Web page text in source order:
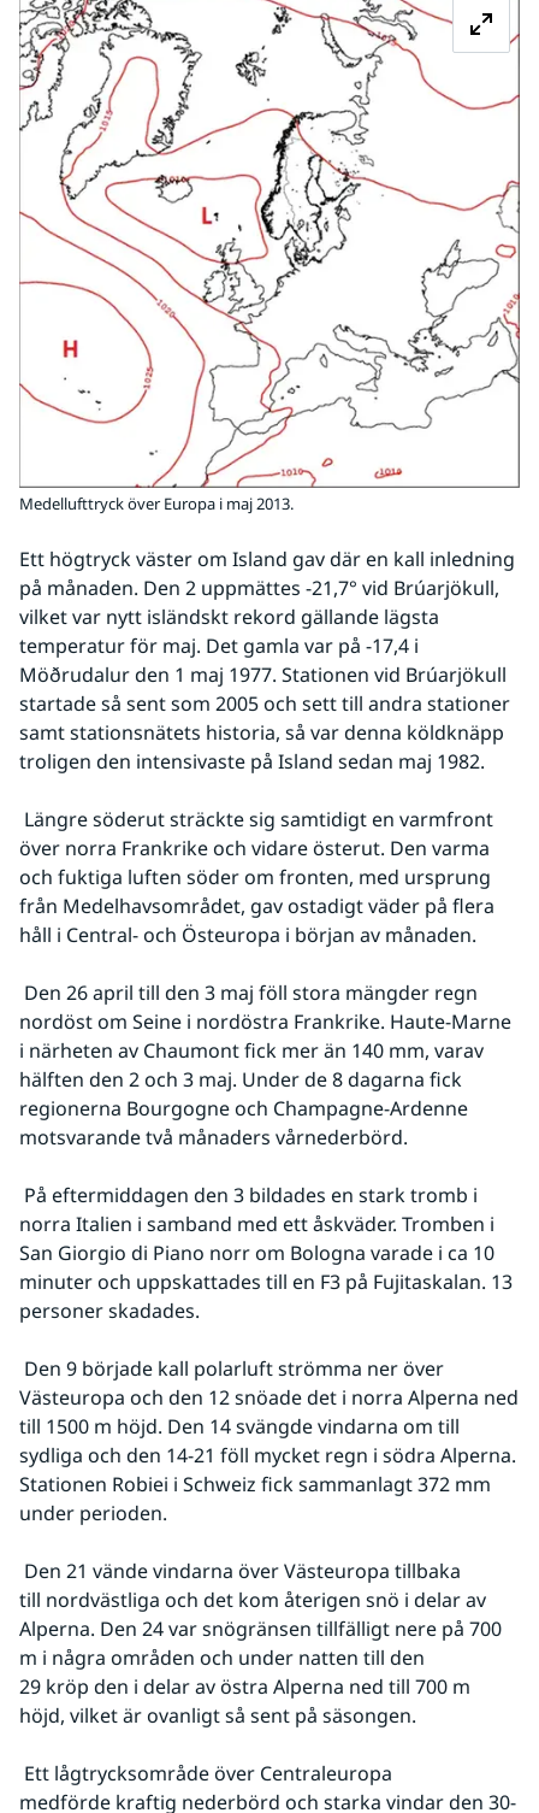
Medellufttryck över Europa i maj 2013.
Ett högtryck väster om Island gav där en kall inledning
på månaden. Den 2 uppmättes -21,7° vid Brúarjökull,
vilket var nytt isländskt rekord gällande lägsta
temperatur för maj. Det gamla var på -17,4 i
Möðrudalur den 1 maj 1977. Stationen vid Brúarjökull
startade så sent som 2005 och sett till andra stationer
samt stationsnätets historia, så var denna köldknäpp
troligen den intensivaste på Island sedan maj 1982.
över norra Frankrike och vidare österut. Den varma
och fuktiga luften söder om fronten, med ursprung
från Medelhavsområdet, gav ostadigt väder på flera
håll i Central- och Östeuropa i början av månaden.
nordöst om Seine i nordöstra Frankrike. Haute-Marne
i närheten av Chaumont fick mer än 140 mm, varav
hälften den 2 och 3 maj. Under de 8 dagarna fick
regionerna Bourgogne och Champagne-Ardenne
motsvarande två månaders vårnederbörd.
norra Italien i samband med ett åskväder. Tromben i
San Giorgio di Piano norr om Bologna varade i ca 10
minuter och uppskattades till en F3 på Fujitaskalan. 13
personer skadades.
Västeuropa och den 12 snöade det i norra Alperna ned
till 1500 m höjd. Den 14 svängde vindarna om till
sydliga och den 14-21 föll mycket regn i södra Alperna.
Stationen Robiei i Schweiz fick sammanlagt 372 mm
under perioden.
till nordvästliga och det kom återigen snö i delar av
Alperna. Den 24 var snögränsen tillfälligt nere på 700
m i några områden och under natten till den
29 kröp den i delar av östra Alperna ned till 700 m
höjd, vilket är ovanligt så sent på säsongen.
medförde kraftig nederbörd och starka vindar den 30-